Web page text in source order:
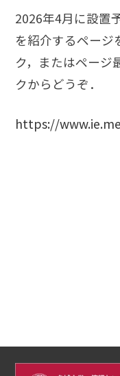
2026年4月に設置
を紹介するページ
ク，またはページ
クからどうぞ．
https://